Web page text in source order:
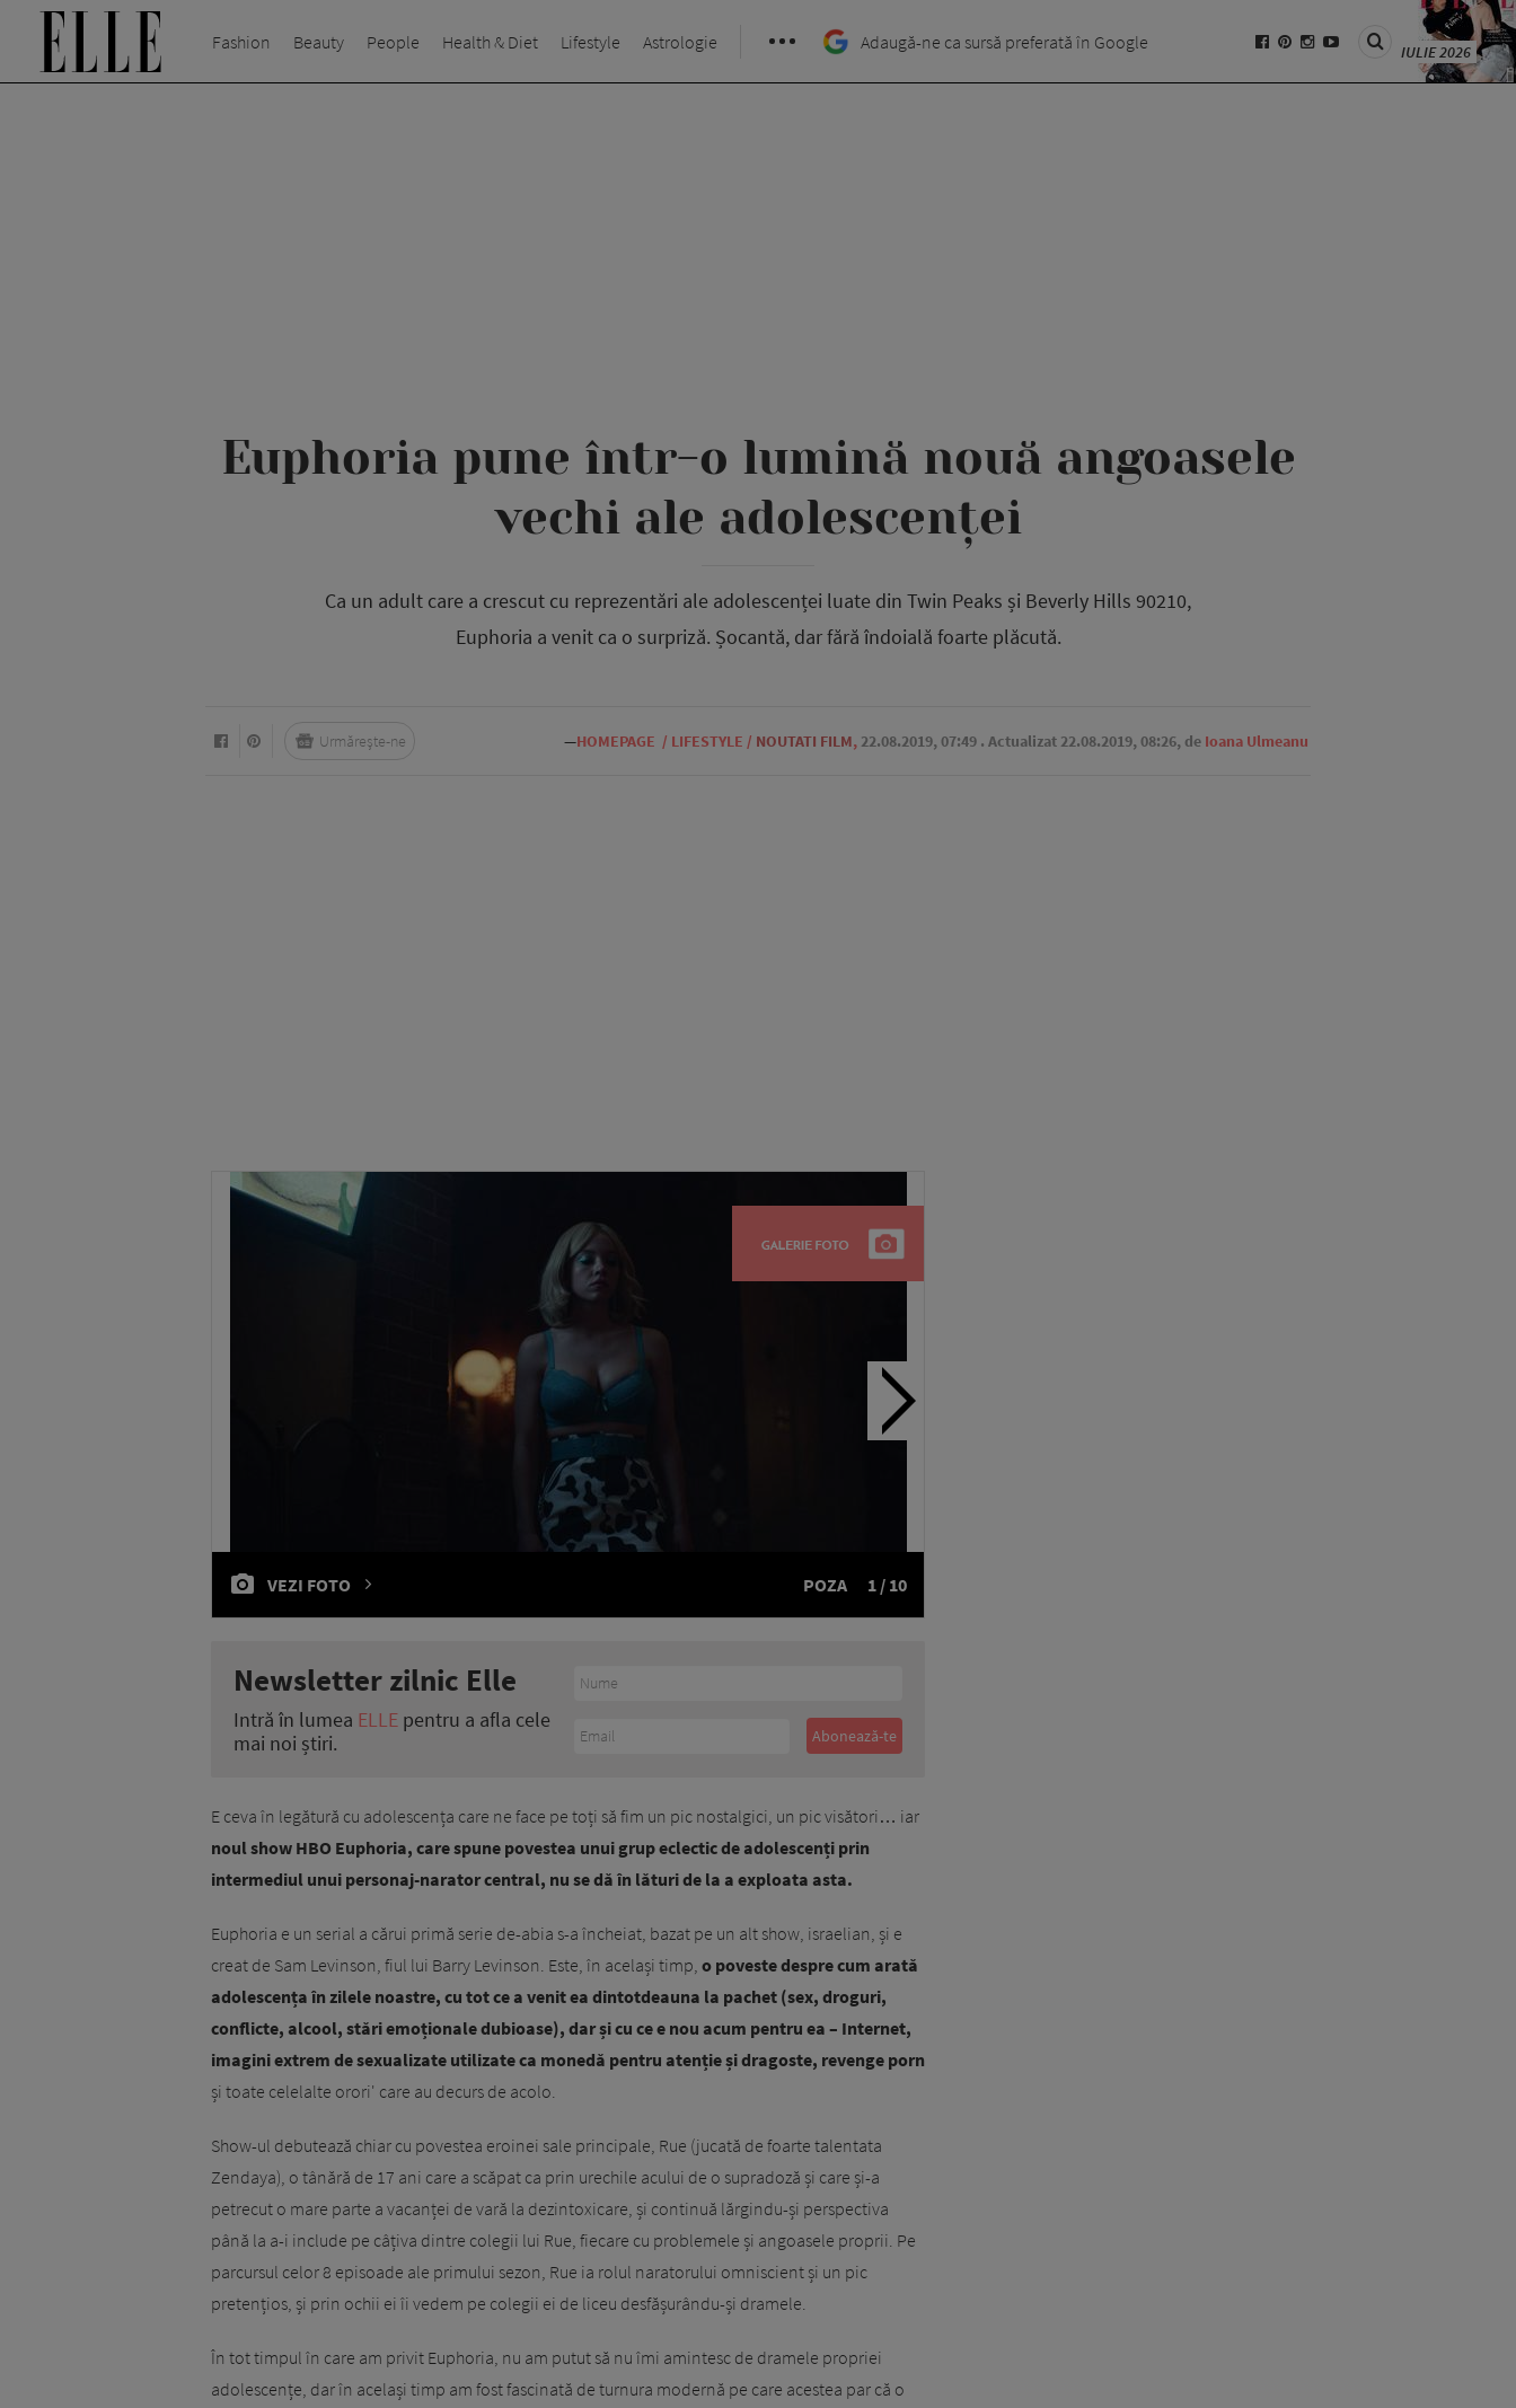
Fashion Beauty People Health & Diet Lifestyle Astrologie Adaugă-ne ca sursă preferată în Google IULIE 2026
Euphoria pune într-o lumină nouă angoasele
vechi ale adolescenței
Ca un adult care a crescut cu reprezentări ale adolescenței luate din Twin Peaks și Beverly Hills 90210,
Euphoria a venit ca o surpriză. Șocantă, dar fără îndoială foarte plăcută.
—HOMEPAGE / LIFESTYLE / NOUTATI FILM, 22.08.2019, 07:49 . Actualizat 22.08.2019, 08:26, de Ioana Ulmeanu
Urmărește-ne
VEZI FOTO POZA 1 / 10
Newsletter zilnic Elle
Intră în lumea ELLE pentru a afla cele
mai noi știri.
E ceva în legătură cu adolescența care ne face pe toți să fim un pic nostalgici, un pic visători… iar
noul show HBO Euphoria, care spune povestea unui grup eclectic de adolescenți prin
intermediul unui personaj-narator central, nu se dă în lături de la a exploata asta.
Euphoria e un serial a cărui primă serie de-abia s-a încheiat, bazat pe un alt show, israelian, și e
creat de Sam Levinson, fiul lui Barry Levinson. Este, în același timp, o poveste despre cum arată
adolescența în zilele noastre, cu tot ce a venit ea dintotdeauna la pachet (sex, droguri,
conflicte, alcool, stări emoționale dubioase), dar și cu ce e nou acum pentru ea – Internet,
imagini extrem de sexualizate utilizate ca monedă pentru atenție și dragoste, revenge porn
și toate celelalte orori' care au decurs de acolo.
Show-ul debutează chiar cu povestea eroinei sale principale, Rue (jucată de foarte talentata
Zendaya), o tânără de 17 ani care a scăpat ca prin urechile acului de o supradoză și care și-a
petrecut o mare parte a vacanței de vară la dezintoxicare, și continuă lărgindu-și perspectiva
până la a-i include pe câțiva dintre colegii lui Rue, fiecare cu problemele și angoasele proprii. Pe
parcursul celor 8 episoade ale primului sezon, Rue ia rolul naratorului omniscient și un pic
pretențios, și prin ochii ei îi vedem pe colegii ei de liceu desfășurându-și dramele.
În tot timpul în care am privit Euphoria, nu am putut să nu îmi amintesc de dramele propriei
adolescențe, dar în același timp am fost fascinată de turnura modernă pe care acestea par că o